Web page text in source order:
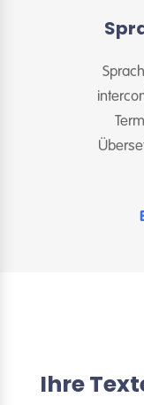
Ihre